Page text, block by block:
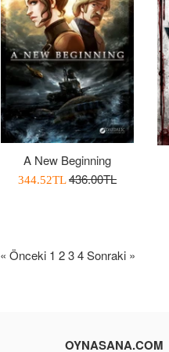
A New Beginning
İndirimli
344.52TLNormal
436.00TL
« Önceki 1 2 3 4 Sonraki »
OYNASANA.COM